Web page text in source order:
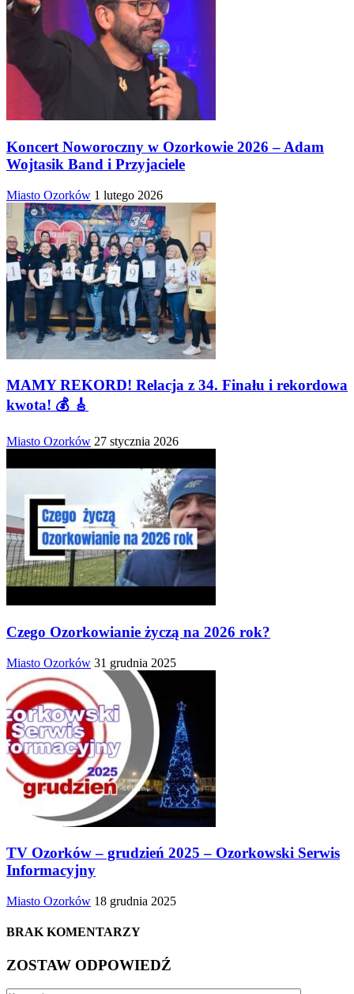
Koncert Noworoczny w Ozorkowie 2026 – Adam
Wojtasik Band i Przyjaciele
Miasto Ozorków 1 lutego 2026
MAMY REKORD! Relacja z 34. Finału i rekordowa
kwota! 💰 🎸
Miasto Ozorków 27 stycznia 2026
Czego Ozorkowianie życzą na 2026 rok?
Miasto Ozorków 31 grudnia 2025
TV Ozorków – grudzień 2025 – Ozorkowski Serwis
Informacyjny
Miasto Ozorków 18 grudnia 2025
BRAK KOMENTARZY
ZOSTAW ODPOWIEDŹ